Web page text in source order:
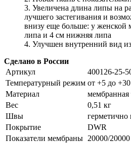
3. Увеличена длина липы на
лучшего застегивания и
внизу еще больше: у женской
липа и 4 см нижняя липа
4. Улучшен внутренний вид
Сделано в России
Артикул
400126-25-
Температурный режим от +5 до
Материал
Вес
0,51 кг
Швы
герметично
Покрытие
DWR
Показатели мембраны 20000/